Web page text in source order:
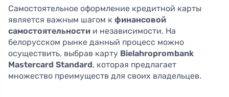
Самостоятельное оформление кредитной карты
является важным шагом к финансовой
самостоятельности и независимости. На
белорусском рынке данный процесс можно
осуществить, выбрав карту Bielahroprombank
Mastercard Standard, которая предлагает
множество преимуществ для своих владельцев.